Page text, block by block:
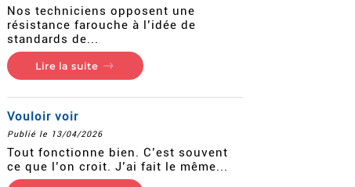
Nos techniciens opposent une
résistance farouche à l’idée de
standards de...
Lire la suite
Vouloir voir
Publié le 13/04/2026
Tout fonctionne bien. C’est souvent
ce que l’on croit. J’ai fait le même...